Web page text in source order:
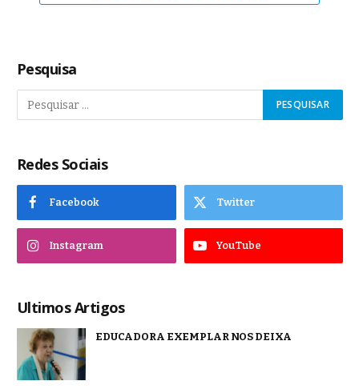
Pesquisa
Redes Sociais
Facebook Twitter
Instagram YouTube
Ultimos Artigos
EDUCADORA EXEMPLAR NOS DEIXA